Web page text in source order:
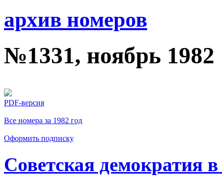
архив номеров
№1331, ноябрь 1982
PDF-версия
Все номера за 1982 год
Оформить подписку
Советская демократия в